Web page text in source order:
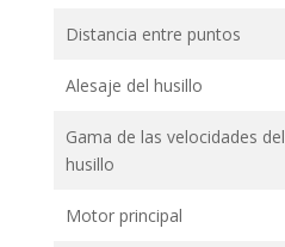
Distancia entre puntos
Alesaje del husillo
Gama de las velocidades del
husillo
Motor principal